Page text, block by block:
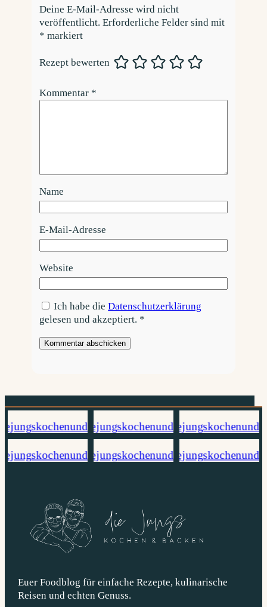
Deine E-Mail-Adresse wird nicht
veröffentlicht. Erforderliche Felder sind mit
* markiert
Rezept bewerten
Kommentar *
Name
E-Mail-Adresse
Website
Ich habe dieDatenschutzerklärung
gelesen und akzeptiert. *
Euer Foodblog für einfache Rezepte, kulinarische
Reisen und echten Genuss.